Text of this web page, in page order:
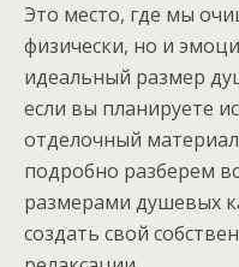
Это место, где мы
физически, но и
идеальный размер
если вы планируете
отделочный
подробно разберем
размерами душевых
создать свой